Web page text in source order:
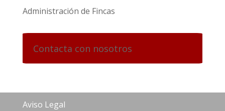
Administración de Fincas
Contacta con nosotros
Aviso Legal